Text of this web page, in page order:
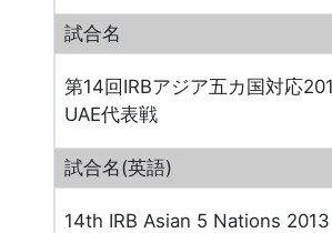
試合名
第14回IRBアジア五カ国対応
UAE代表戦
試合名(英語)
14th IRB Asian 5 Nations